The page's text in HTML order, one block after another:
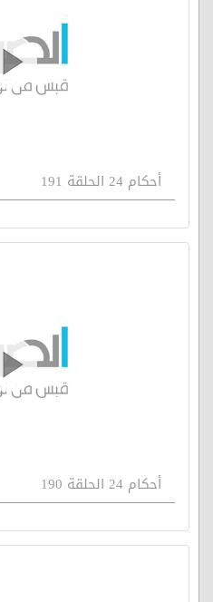
أحكام 24 الحلقة 191
أحكام 24 الحلقة 190